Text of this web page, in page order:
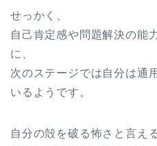
せっかく、
自己肯定感や問題解決の能
に、
次のステージでは自分は通
いるようです。
自分の殻を破る怖さと言え